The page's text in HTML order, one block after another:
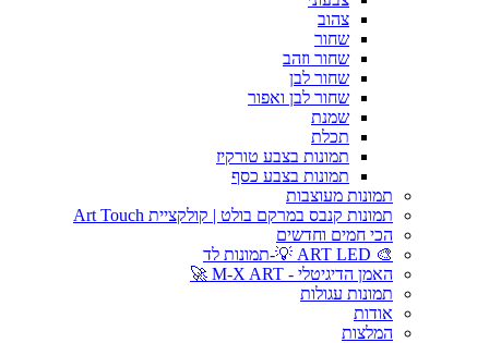
צהוב
שחור
שחור וזהב
שחור לבן
שחור לבן ואפור
שמנת
תכלת
תמונות בצבע טורקיז
תמונות בצבע כסף
תמונות מעוצבות
תמונות קנבס במרקם בולט | קולקציית Art Touch
הכי חמים וחדשים
🎨 ART LED 💡-תמונות לד
האמן הדיגיטלי - M-X ART 🚀
תמונות עגולות
אודות
המלצות